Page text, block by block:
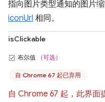
指向图片类型通知的图片
iconUrl 相同。
isClickable
布尔值 （可选）
自 Chrome 67 起已弃用
自 Chrome 67 起，此界面